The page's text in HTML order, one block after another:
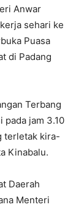
Anwar
sehari ke
Puasa
di Padang
Terbang
pada jam 3.10
terletak kira-
Kinabalu.
Daerah
Menteri